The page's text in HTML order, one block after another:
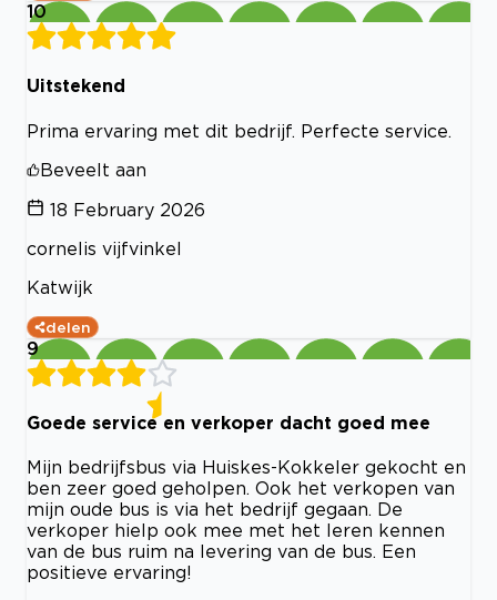
10
Uitstekend
Prima ervaring met dit bedrijf. Perfecte service.
Beveelt aan
18 February 2026
cornelis vijfvinkel
Katwijk
delen
9
Goede service en verkoper dacht goed mee
Mijn bedrijfsbus via Huiskes-Kokkeler gekocht en
ben zeer goed geholpen. Ook het verkopen van
mijn oude bus is via het bedrijf gegaan. De
verkoper hielp ook mee met het leren kennen
van de bus ruim na levering van de bus. Een
positieve ervaring!